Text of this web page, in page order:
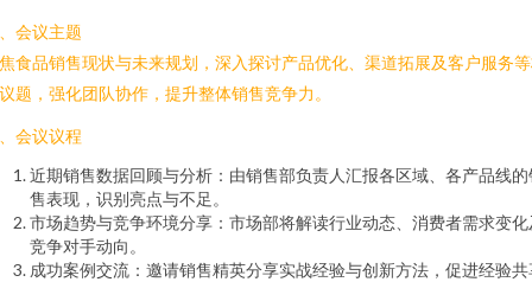
会议主题
食品销售现状与未来规划，深入探讨产品优化、渠道拓展及客户服务
题，强化团队协作，提升整体销售竞争力。
会议议程
近期销售数据回顾与分析：由销售部负责人汇报各区域、各产品线的
售表现，识别亮点与不足。
市场趋势与竞争环境分享：市场部将解读行业动态、消费者需求变化
竞争对手动向。
成功案例交流：邀请销售精英分享实战经验与创新方法，促进经验共